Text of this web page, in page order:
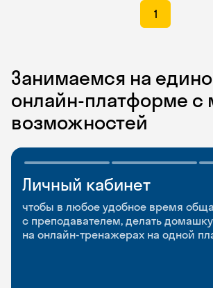
1
Занимаемся на
онлайн-платформе с
возможностей
Личный кабинет
чтобы в любое удобное время
с преподавателем, делать
на онлайн-тренажерах на одной
Мобильное
приложение
чтобы заниматься и изучать новые
и когда удобно
Разговорные клубы
и Talks
Групповые занятия для
и индивидуальные встречи с